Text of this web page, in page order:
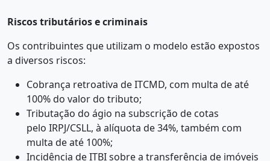
Riscos tributários e criminais
Os contribuintes que utilizam o modelo estão expostos
a diversos riscos:
Cobrança retroativa de ITCMD, com multa de até
100% do valor do tributo;
Tributação do ágio na subscrição de cotas
pelo IRPJ/CSLL, à alíquota de 34%, também com
multa de até 100%;
Incidência de ITBI sobre a transferência de imóveis